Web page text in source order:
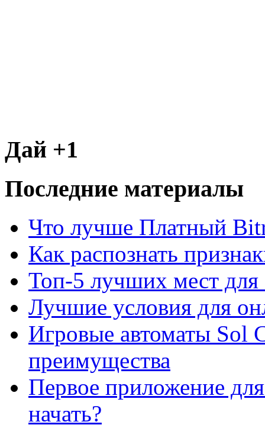
Дай +1
Последние материалы
Что лучше Платный
Как распознать
Топ-5 лучших мест для
Лучшие условия для
Игровые автоматы Sol
преимущества
Первое приложение
начать?